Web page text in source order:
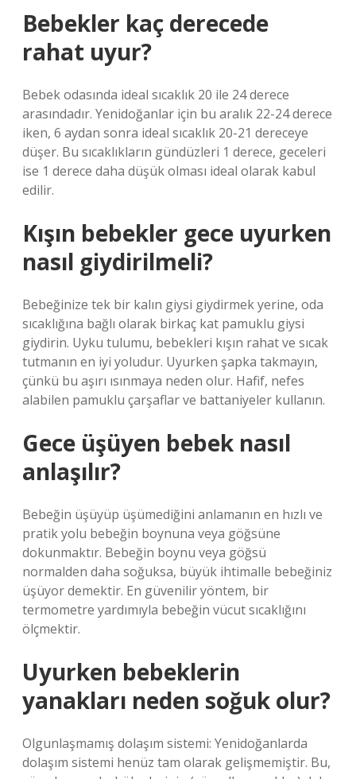
Bebekler kaç derecede
rahat uyur?
Bebek odasında ideal sıcaklık 20 ile 24 derece
arasındadır. Yenidoğanlar için bu aralık 22-24 derece
iken, 6 aydan sonra ideal sıcaklık 20-21 dereceye
düşer. Bu sıcaklıkların gündüzleri 1 derece, geceleri
ise 1 derece daha düşük olması ideal olarak kabul
edilir.
Kışın bebekler gece uyurken
nasıl giydirilmeli?
Bebeğinize tek bir kalın giysi giydirmek yerine, oda
sıcaklığına bağlı olarak birkaç kat pamuklu giysi
giydirin. Uyku tulumu, bebekleri kışın rahat ve sıcak
tutmanın en iyi yoludur. Uyurken şapka takmayın,
çünkü bu aşırı ısınmaya neden olur. Hafif, nefes
alabilen pamuklu çarşaflar ve battaniyeler kullanın.
Gece üşüyen bebek nasıl
anlaşılır?
Bebeğin üşüyüp üşümediğini anlamanın en hızlı ve
pratik yolu bebeğin boynuna veya göğsüne
dokunmaktır. Bebeğin boynu veya göğsü
normalden daha soğuksa, büyük ihtimalle bebeğiniz
üşüyor demektir. En güvenilir yöntem, bir
termometre yardımıyla bebeğin vücut sıcaklığını
ölçmektir.
Uyurken bebeklerin
yanakları neden soğuk olur?
Olgunlaşmamış dolaşım sistemi: Yenidoğanlarda
dolaşım sistemi henüz tam olarak gelişmemiştir. Bu,